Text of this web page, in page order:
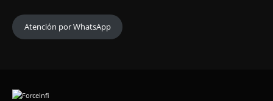
Atención por WhatsApp